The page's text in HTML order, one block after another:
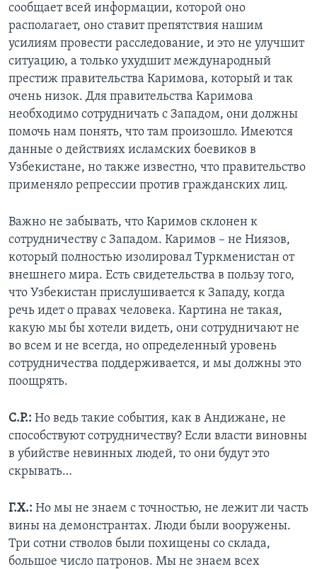
сообщает всей информации, которой оно
располагает, оно ставит препятствия нашим
усилиям провести расследование, и это не улучшит
ситуацию, а только ухудшит международный
престиж правительства Каримова, который и так
очень низок. Для правительства Каримова
необходимо сотрудничать с Западом, они должны
помочь нам понять, что там произошло. Имеются
данные о действиях исламских боевиков в
Узбекистане, но также известно, что правительство
применяло репрессии против гражданских лиц.
Важно не забывать, что Каримов склонен к
сотрудничеству с Западом. Каримов – не Ниязов,
который полностью изолировал Туркменистан от
внешнего мира. Есть свидетельства в пользу того,
что Узбекистан прислушивается к Западу, когда
речь идет о правах человека. Картина не такая,
какую мы бы хотели видеть, они сотрудничают не
во всем и не всегда, но определенный уровень
сотрудничества поддерживается, и мы должны это
поощрять.
С.Р.: Но ведь такие события, как в Андижане, не
способствуют сотрудничеству? Если власти виновны
в убийстве невинных людей, то они будут это
скрывать…
Г.Х.: Но мы не знаем с точностью, не лежит ли часть
вины на демонстрантах. Люди были вооружены.
Три сотни стволов были похищены со склада,
большое число патронов. Мы не знаем всех